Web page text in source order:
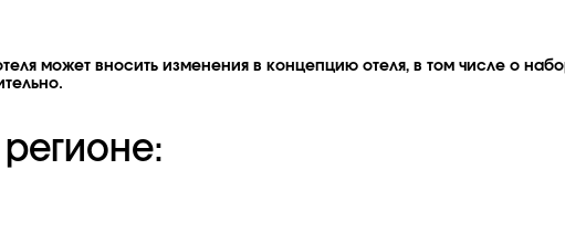
может вносить изменения в концепцию отеля, в том числе о